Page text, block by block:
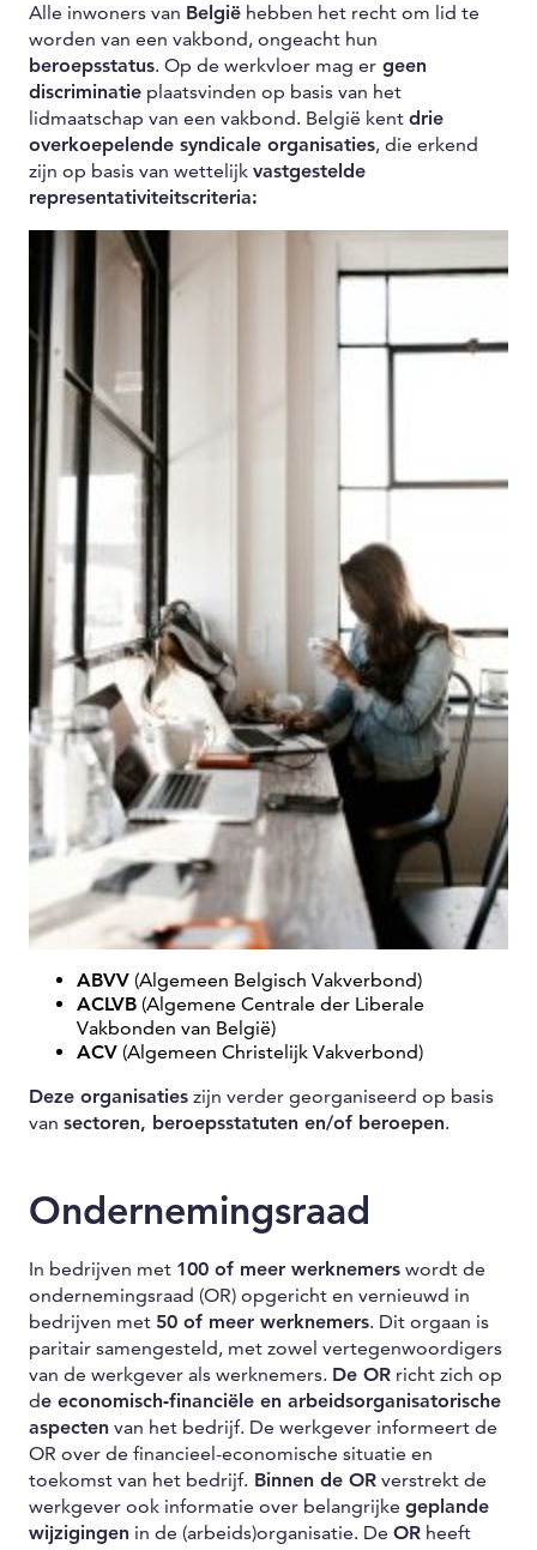
Alle inwoners van België hebben het recht om lid te
worden van een vakbond, ongeacht hun
beroepsstatus. Op de werkvloer mag er geen
discriminatie plaatsvinden op basis van het
lidmaatschap van een vakbond. België kent drie
overkoepelende syndicale organisaties, die erkend
zijn op basis van wettelijk vastgestelde
representativiteitscriteria:
ABVV (Algemeen Belgisch Vakverbond)
ACLVB (Algemene Centrale der Liberale
Vakbonden van België)
ACV (Algemeen Christelijk Vakverbond)
Deze organisaties zijn verder georganiseerd op basis
van sectoren, beroepsstatuten en/of beroepen.
Ondernemingsraad
In bedrijven met 100 of meer werknemers wordt de
ondernemingsraad (OR) opgericht en vernieuwd in
bedrijven met 50 of meer werknemers. Dit orgaan is
paritair samengesteld, met zowel vertegenwoordigers
van de werkgever als werknemers. De OR richt zich op
de economisch-financiële en arbeidsorganisatorische
aspecten van het bedrijf. De werkgever informeert de
OR over de financieel-economische situatie en
toekomst van het bedrijf. Binnen de OR verstrekt de
werkgever ook informatie over belangrijke geplande
wijzigingen in de (arbeids)organisatie. De OR heeft